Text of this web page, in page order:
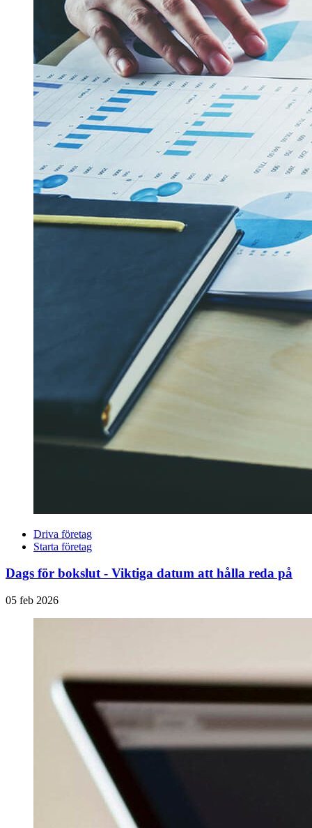
Driva företag
Starta företag
Dags för bokslut - Viktiga datum att hålla reda på
05 feb 2026